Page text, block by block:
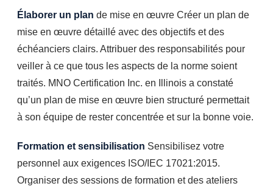
Élaborer un plan de mise en œuvre Créer un plan de
mise en œuvre détaillé avec des objectifs et des
échéanciers clairs. Attribuer des responsabilités pour
veiller à ce que tous les aspects de la norme soient
traités. MNO Certification Inc. en Illinois a constaté
qu’un plan de mise en œuvre bien structuré permettait
à son équipe de rester concentrée et sur la bonne voie.
Formation et sensibilisation Sensibilisez votre
personnel aux exigences ISO/IEC 17021:2015.
Organiser des sessions de formation et des ateliers